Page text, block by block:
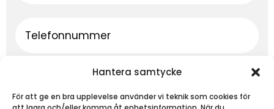
Hantera samtycke
För att ge en bra upplevelse använder vi teknik som cookies för